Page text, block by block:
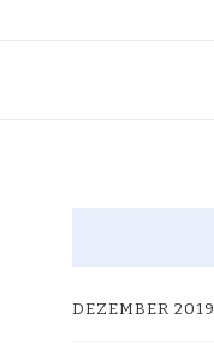
DEZEMBER 2019